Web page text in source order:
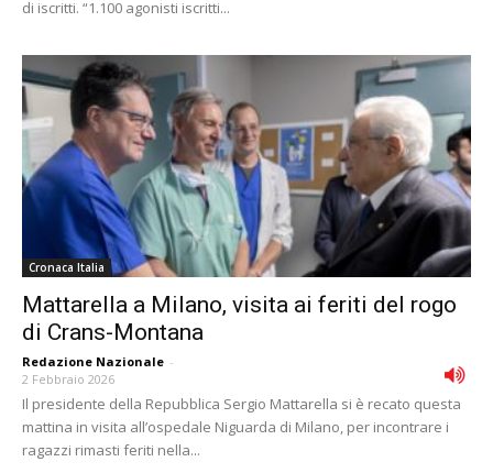
di iscritti. “1.100 agonisti iscritti...
Cronaca Italia
Mattarella a Milano, visita ai feriti del rogo
di Crans-Montana
Redazione Nazionale -
2 Febbraio 2026
Il presidente della Repubblica Sergio Mattarella si è recato questa
mattina in visita all’ospedale Niguarda di Milano, per incontrare i
ragazzi rimasti feriti nella...